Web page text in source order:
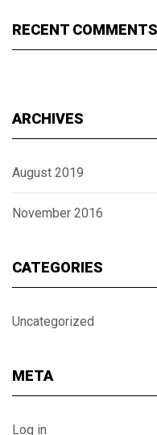
RECENT COMMENTS
ARCHIVES
August 2019
November 2016
CATEGORIES
Uncategorized
META
Log in